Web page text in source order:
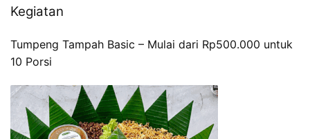
Kegiatan
Tumpeng Tampah Basic – Mulai dari Rp500.000 untuk
10 Porsi